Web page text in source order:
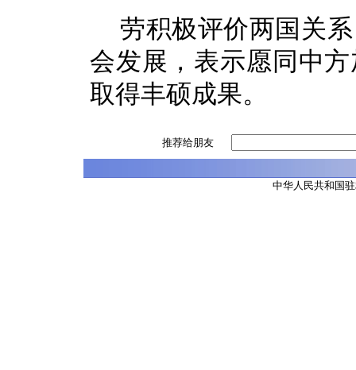
劳积极评价两国关
会发展，表示愿同中
取得丰硕成果。
推荐给朋友
中华人民共和国